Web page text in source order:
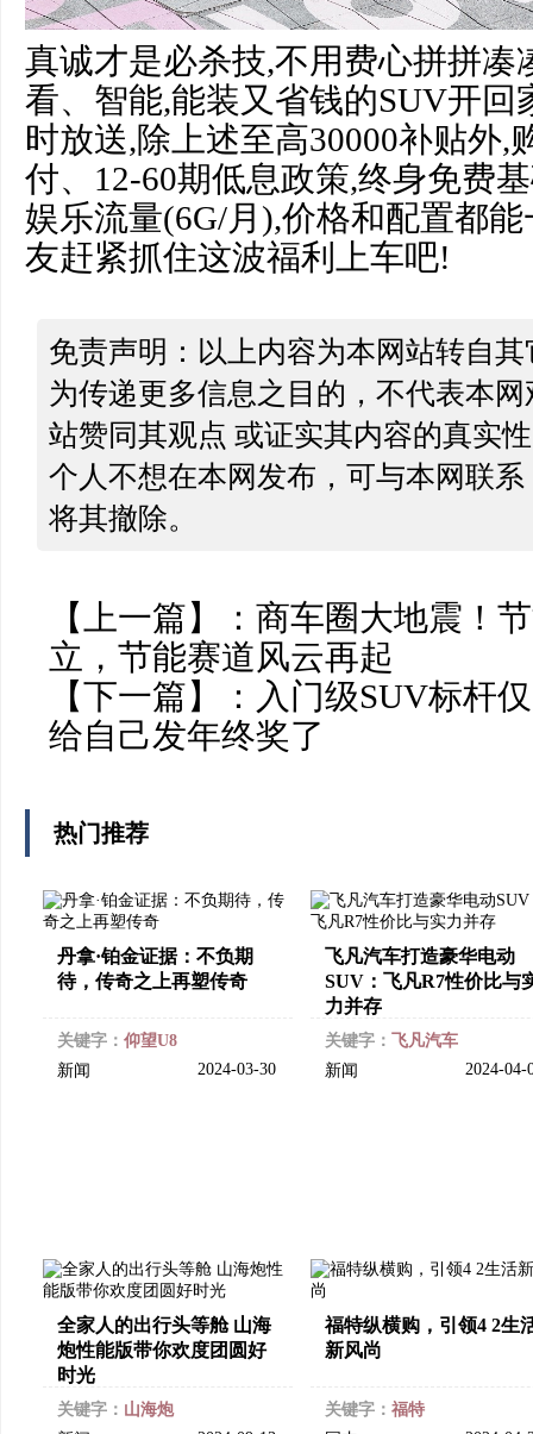
真诚才是必杀技,不用费心拼拼凑
看、智能,能装又省钱的SUV开回
时放送,除上述至高30000补贴外,
付、12-60期低息政策,终身免费
娱乐流量(6G/月),价格和配置都
友赶紧抓住这波福利上车吧!
免责声明：以上内容为本网站转自
为传递更多信息之目的，不代表本
站赞同其观点 或证实其内容的真实
个人不想在本网发布，可与本网联
将其撤除。
【上一篇】： 商车圈大地震！
立，节能赛道风云再起
【下一篇】： 入门级SUV标杆
给自己发年终奖了
热门推荐
丹拿·铂金证据：不负期
待，传奇之上再塑传奇
关键字： 仰望U8
新闻
2024-03-30
飞凡汽车打造豪华电动
SUV：飞凡R7性价比与
力并存
关键字： 飞凡汽车
新闻
2024-
全家人的出行头等舱 山海
炮性能版带你欢度团圆好
时光
关键字： 山海炮
福特纵横购，引领4 2生
新风尚
关键字： 福特